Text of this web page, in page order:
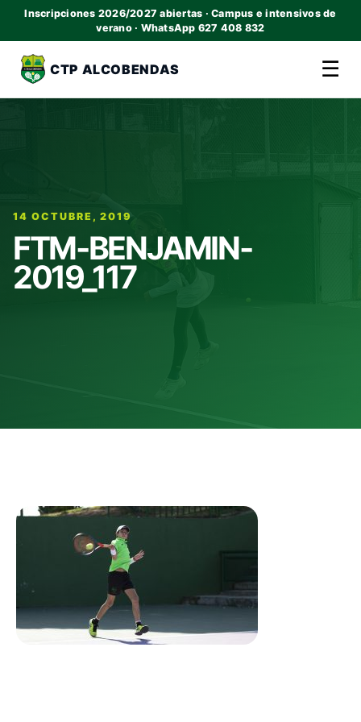
Inscripciones 2026/2027 abiertas · Campus e intensivos de
verano · WhatsApp 627 408 832
CTP ALCOBENDAS ☰
14 OCTUBRE, 2019
FTM-BENJAMIN-
2019_117